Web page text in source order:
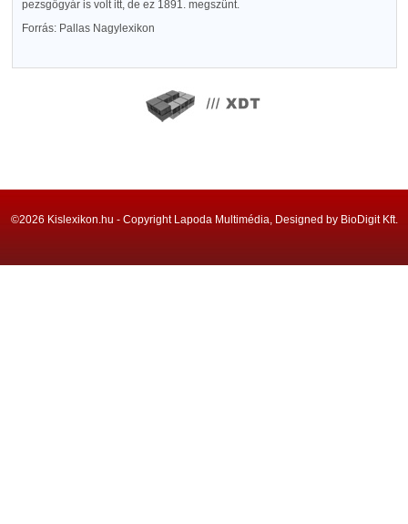
pezsgőgyár is volt itt, de ez 1891. megszünt.
Forrás: Pallas Nagylexikon
©2026 Kislexikon.hu - Copyright Lapoda Multimédia, Designed by BioDigit Kft.